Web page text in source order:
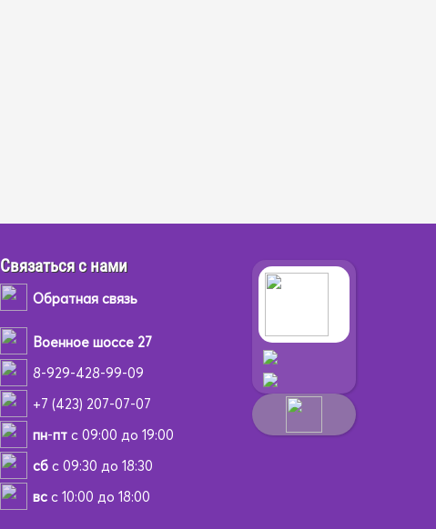
Связаться с нами
Обратная связь
Военное шоссе 27
8-929-428-99-09
+7 (423) 207-07-07
пн-птс 09:00 до 19:00
сбс 09:30 до 18:30
всс 10:00 до 18:00